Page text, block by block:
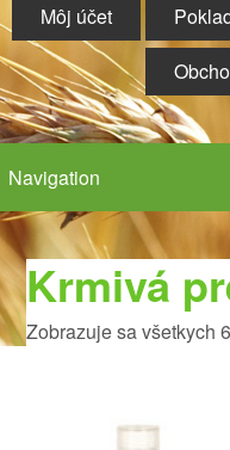
Môj účet
Krmivá
Zobrazuje sa všetkych